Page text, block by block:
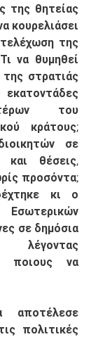
της θητείας
κουρελιάσει
της
να θυμηθεί
στρατιάς
του
κράτους;
σε
και θέσεις,
προσόντα;
κι ο
Εσωτερικών
σε δημόσια
λέγοντας
ποιους να
αποτέλεσε
πολιτικές